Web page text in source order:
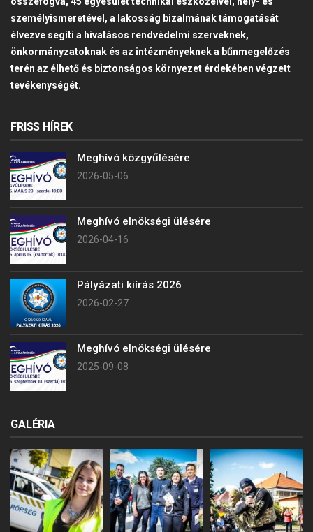
személyismeretével, a lakosság bizalmának támogatását
élvezve segíti a hivatásos rendvédelmi szerveknek,
önkormányzatoknak és az intézményeknek a bűnmegelőzés
terén az élhető és biztonságos környezet érdekében végzett
tevékenységét.
FRISS HÍREK
Meghívó közgyűlésére
2026-05-06
Meghívó elnökségi ülésére
2026-04-16
Pályázati kiírás 2026
2026-02-27
Meghívó elnökségi ülésére
2025-09-08
GALÉRIA